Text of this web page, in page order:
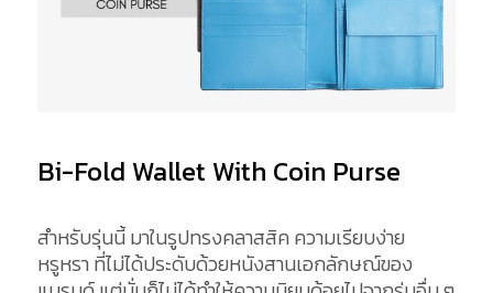
Bi-Fold Wallet With Coin Purse
สำหรับรุ่นนี้ มาในรูปทรงคลาสสิค ความเรียบง่าย
หรูหรา ที่ไม่ได้ประดับด้วยหนังสานเอกลักษณ์ของ